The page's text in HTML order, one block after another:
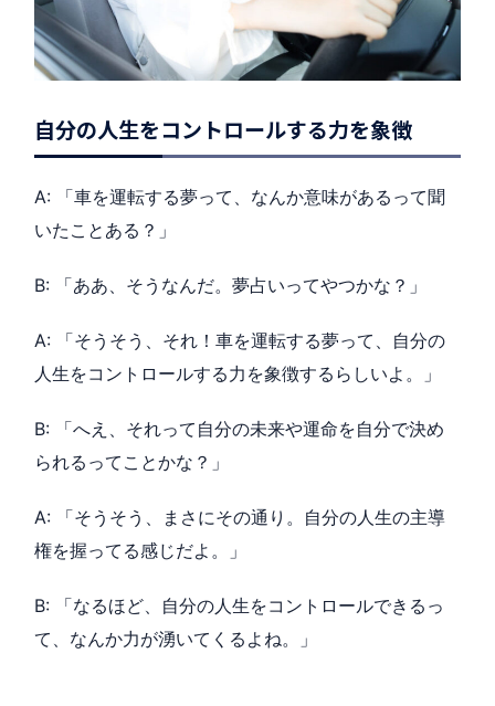
自分の人生をコントロールする力を象徴
A: 「車を運転する夢って、なんか意味があるって聞
いたことある？」
B: 「ああ、そうなんだ。夢占いってやつかな？」
A: 「そうそう、それ！車を運転する夢って、自分の
人生をコントロールする力を象徴するらしいよ。」
B: 「へえ、それって自分の未来や運命を自分で決め
られるってことかな？」
A: 「そうそう、まさにその通り。自分の人生の主導
権を握ってる感じだよ。」
B: 「なるほど、自分の人生をコントロールできるっ
て、なんか力が湧いてくるよね。」